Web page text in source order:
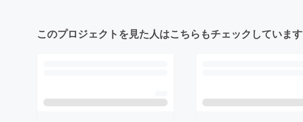
このプロジェクトを見た人はこちらもチェックしています